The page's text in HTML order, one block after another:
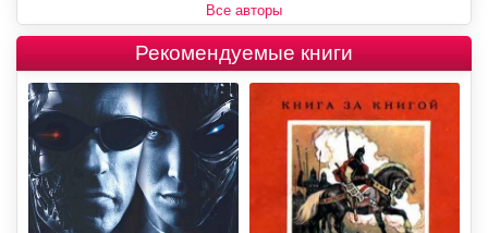
Все авторы
Рекомендуемые книги